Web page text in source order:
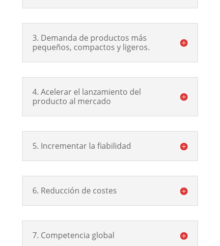
3. Demanda de productos más
pequeños, compactos y ligeros.
4. Acelerar el lanzamiento del
producto al mercado
5. Incrementar la fiabilidad
6. Reducción de costes
7. Competencia global